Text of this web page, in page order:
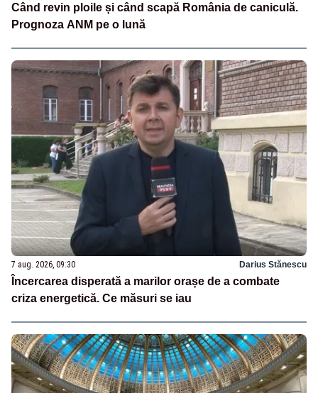
Când revin ploile și când scapă România de caniculă.
Prognoza ANM pe o lună
7 aug. 2026, 09:30 Darius Stănescu
Încercarea disperată a marilor orașe de a combate
criza energetică. Ce măsuri se iau